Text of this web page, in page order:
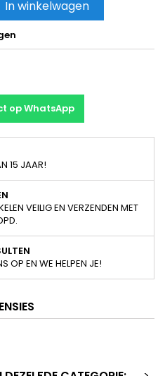
In winkelwagen
op WhatsApp
15 JAAR!
VEILIG EN VERZENDEN MET
OP EN WE HELPEN JE!